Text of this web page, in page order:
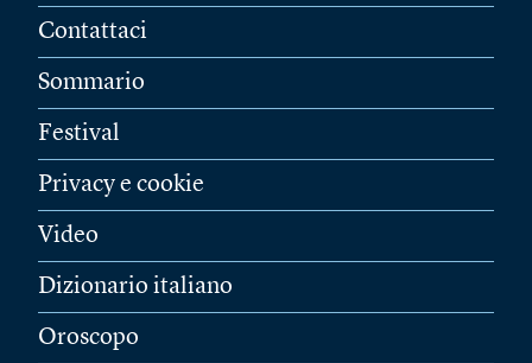
Contattaci
Sommario
Festival
Privacy e cookie
Video
Dizionario italiano
Oroscopo